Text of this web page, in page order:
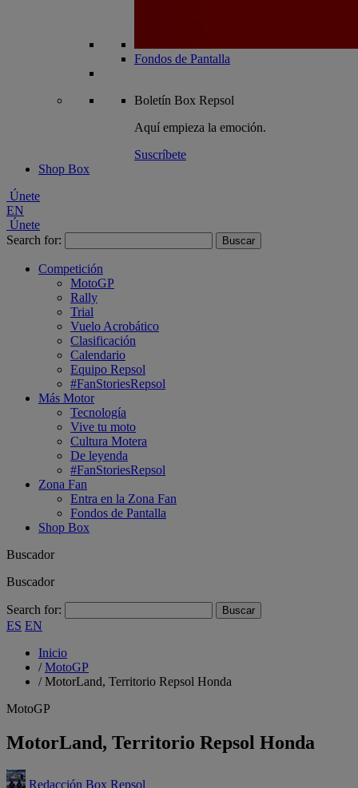
Fondos de Pantalla
Boletín Box Repsol
Aquí empieza la emoción.
Suscríbete
Shop Box
Únete
EN
Únete
Search for:
Competición
MotoGP
Rally
Trial
Vuelo Acrobático
Clasificación
Calendario
Equipo Repsol
#FanStoriesRepsol
Más Motor
Tecnología
Vive tu moto
Cultura Motera
De leyenda
#FanStoriesRepsol
Zona Fan
Entra en la Zona Fan
Fondos de Pantalla
Shop Box
Buscador
Buscador
Search for:
ES EN
Inicio
/MotoGP
/MotorLand, Territorio Repsol Honda
MotoGP
MotorLand, Territorio Repsol Honda
Redacción Box Repsol